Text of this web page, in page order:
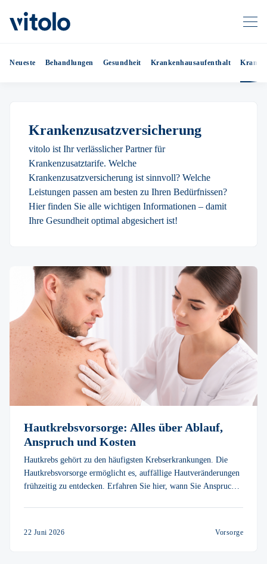
Neueste Behandlungen Gesundheit Krankenhausaufenthalt
Krankenzusatzversicherung
vitolo ist Ihr verlässlicher Partner für
Krankenzusatztarife. Welche
Krankenzusatzversicherung ist sinnvoll? Welche
Leistungen passen am besten zu Ihren Bedürfnissen?
Hier finden Sie alle wichtigen Informationen – damit
Ihre Gesundheit optimal abgesichert ist!
Hautkrebsvorsorge: Alles über Ablauf,
Anspruch und Kosten
Hautkrebs gehört zu den häufigsten Krebserkrankungen. Die
Hautkrebsvorsorge ermöglicht es, auffällige Hautveränderungen
frühzeitig zu entdecken. Erfahren Sie hier, wann Sie Anspruch
22 Juni 2026 Vorsorge